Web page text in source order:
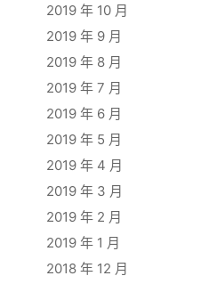
2019 年 10 月
2019 年 9 月
2019 年 8 月
2019 年 7 月
2019 年 6 月
2019 年 5 月
2019 年 4 月
2019 年 3 月
2019 年 2 月
2019 年 1 月
2018 年 12 月